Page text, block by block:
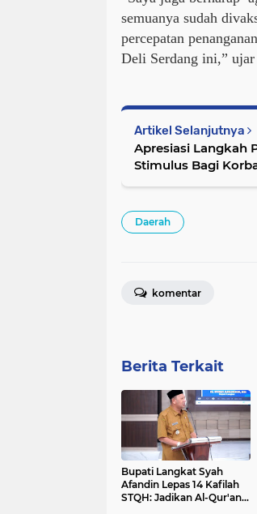
semuanya sudah
percepatan
Deli Serdang ini,”
Artikel Selanjutnya
Apresiasi Langkah
Stimulus Bagi
Daerah
komentar
Berita Terkait
Bupati Langkat Syah
Afandin Lepas 14 Kafilah
STQH: Jadikan Al-Qur'an